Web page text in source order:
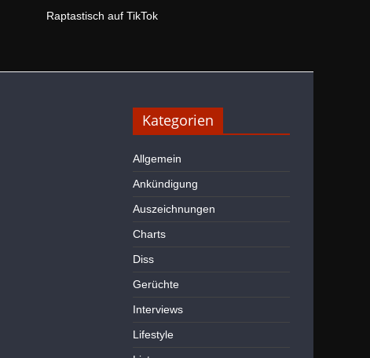
Raptastisch auf TikTok
Kategorien
Allgemein
Ankündigung
Auszeichnungen
Charts
Diss
Gerüchte
Interviews
Lifestyle